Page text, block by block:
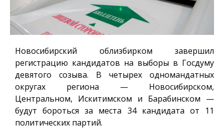
Новосибирский облизбирком завершил
регистрацию кандидатов на выборы в Госдуму
девятого созыва. В четырех одномандатных
округах региона — Новосибирском,
Центральном, Искитимском и Барабинском —
будут бороться за места 34 кандидата от 11
политических партий.